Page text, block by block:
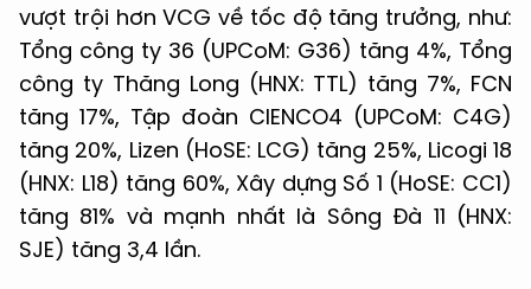
vượt trội hơn VCG về tốc độ tăng trưởng, như:
Tổng công ty 36 (UPCoM: G36) tăng 4%, Tổng
công ty Thăng Long (HNX: TTL) tăng 7%, FCN
tăng 17%, Tập đoàn CIENCO4 (UPCoM: C4G)
tăng 20%, Lizen (HoSE: LCG) tăng 25%, Licogi 18
(HNX: L18) tăng 60%, Xây dựng Số 1 (HoSE: CC1)
tăng 81% và mạnh nhất là Sông Đà 11 (HNX:
SJE) tăng 3,4 lần.